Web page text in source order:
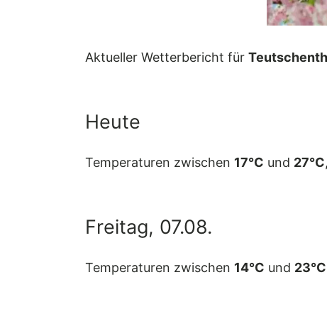
Aktueller Wetterbericht für
Heute
Temperaturen zwischen 17°C und 27°C
Freitag, 07.08.
Temperaturen zwischen 14°C und 23°C